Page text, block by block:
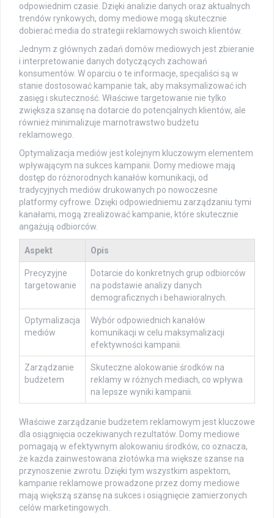
odpowiednim czasie. Dzięki analizie danych oraz aktualnych
trendów rynkowych, domy mediowe mogą skutecznie
dobierać media do strategii reklamowych swoich klientów.
Jednym z głównych zadań domów mediowych jest zbieranie
i interpretowanie danych dotyczących zachowań
konsumentów. W oparciu o te informacje, specjaliści są w
stanie dostosować kampanie tak, aby maksymalizować ich
zasięg i skuteczność. Właściwe targetowanie nie tylko
zwiększa szansę na dotarcie do potencjalnych klientów, ale
również minimalizuje marnotrawstwo budżetu
reklamowego.
Optymalizacja mediów jest kolejnym kluczowym elementem
wpływającym na sukces kampanii. Domy mediowe mają
dostęp do różnorodnych kanałów komunikacji, od
tradycyjnych mediów drukowanych po nowoczesne
platformy cyfrowe. Dzięki odpowiedniemu zarządzaniu tymi
kanałami, mogą zrealizować kampanie, które skutecznie
angażują odbiorców.
Aspekt Opis
Precyzyjne
targetowanie
Dotarcie do konkretnych grup odbiorców
na podstawie analizy danych
demograficznych i behawioralnych.
Optymalizacja
mediów
Wybór odpowiednich kanałów
komunikacji w celu maksymalizacji
efektywności kampanii.
Zarządzanie
budżetem
Skuteczne alokowanie środków na
reklamy w różnych mediach, co wpływa
na lepsze wyniki kampanii.
Właściwe zarządzanie budżetem reklamowym jest kluczowe
dla osiągnięcia oczekiwanych rezultatów. Domy mediowe
pomagają w efektywnym alokowaniu środków, co oznacza,
że każda zainwestowana złotówka ma większe szanse na
przynoszenie zwrotu. Dzięki tym wszystkim aspektom,
kampanie reklamowe prowadzone przez domy mediowe
mają większą szansę na sukces i osiągnięcie zamierzonych
celów marketingowych.